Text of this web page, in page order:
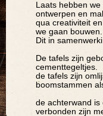
Laats hebben
ontwerpen en
qua creativiteit
we gaan bouwen.
Dit in
De tafels zijn
cementtegeltjes.
de tafels zijn
boomstammen
de achterwand is
verbonden zijn